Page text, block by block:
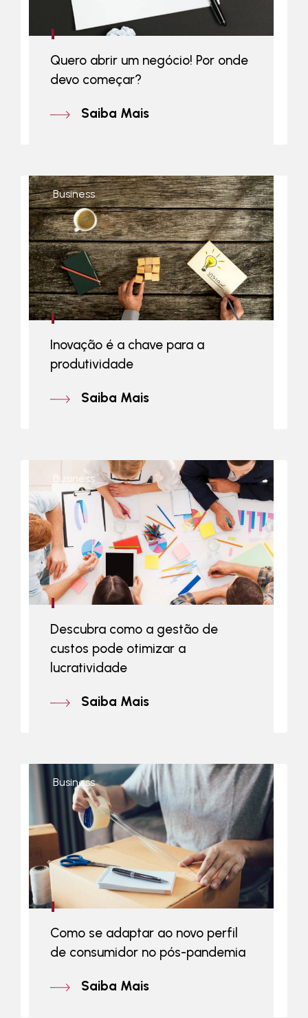
Quero abrir um negócio! Por onde
devo começar?
Saiba Mais
Business
Inovação é a chave para a
produtividade
Saiba Mais
Business
Descubra como a gestão de
custos pode otimizar a
lucratividade
Saiba Mais
Business
Como se adaptar ao novo perfil
de consumidor no pós-pandemia
Saiba Mais